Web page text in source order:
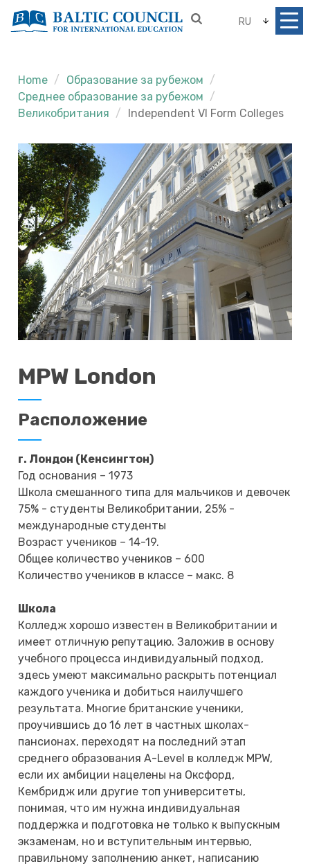
RU
Home
Образование за рубежом
Среднее образование за рубежом
Великобритания
Independent VI Form Colleges
MPW London
Расположение
г. Лондон (Кенсингтон)
Год основания – 1973
Школа смешанного типа для мальчиков и девочек
75% - студенты Великобритании, 25% -
международные студенты
Возраст учеников – 14-19.
Общее количество учеников – 600
Количество учеников в классе – макс. 8
Школа
Колледж хорошо известен в Великобритании и
имеет отличную репутацию. Заложив в основу
учебного процесса индивидуальный подход,
здесь умеют максимально раскрыть потенциал
каждого ученика и добиться наилучшего
результата. Многие британские ученики,
проучившись до 16 лет в частных школах-
пансионах, переходят на последний этап
среднего образования A-Level в колледж MPW,
если их амбиции нацелены на Оксфорд,
Кембридж или другие топ университеты,
понимая, что им нужна индивидуальная
поддержка и подготовка не только к выпускным
экзаменам, но и вступительным интервью,
правильному заполнению анкет, написанию